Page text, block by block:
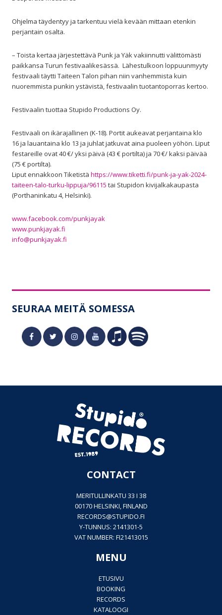
Ohjelma täydentyy ja tarkentuu vielä kevään mittaan etenkin
perjantain osalta.
– Toista kertaa järjestettävä Punk ja Yäk vakiinnutti välittömästi
paikkansa Turun festivaalikesässä. Lähestulkoon loppuunmyyty
festivaali täytti Taiteen Talon pihan niin vanhemmista kuin
nuoremmista punkin ystävistä, festivaalin tuotantoporras kertoo.
Festivaalin tuottaa Stupido Productions Oy.
Festivaali on ikärajallinen (K-18). Portit aukeavat perjantaina klo
16 ja lauantaina klo 13 ja juhlat jatkuvat aina puoleen yöhön. Liput
festareille ovat 40 €/ yksi päivä (43 € portilta) ja 70 €/ kaksi päivää
(75 € portilta).
Liput ennakkoon Tiketistä https://www.tiketti.fi/punk-ja-yak-2024-
taiteen-talo-turku-lippuja/96115 tai Stupidon kivijalkakaupasta
(Porthaninkatu 4, Helsinki).
www.facebook.com/punkjayak
www.punkjayak.fi
info@punkjayak.fi
SEURAA MEITÄ SOMESSA
CONTACT
MERITULLINKATU 33 I 38
00170 HELSINKI, FINLAND
RECORDS@STUPIDO.FI
Y-TUNNUS: 2141301-5
VAT NUMBER: FI21413015
MENU
ETUSIVU
BOOKING
RECORDS
KATALOOGI